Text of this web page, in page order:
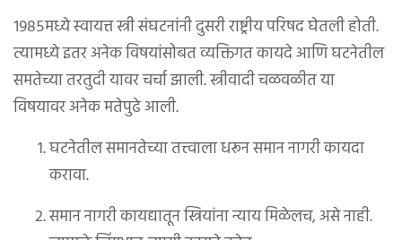
१९८५मध्ये स्वायत्त स्त्री संघटनांनी दुसरी राष्ट्रीय परिषद घेतली होती.
त्यामध्ये इतर अनेक विषयांसोबत व्यक्तिगत कायदे आणि घटनेतील
समतेच्या तरतुदी यावर चर्चा झाली. स्त्रीवादी चळवळीत या
विषयावर अनेक मतेपुढे आली.
घटनेतील समानतेच्या तत्त्वाला धरून समान नागरी कायदा
करावा.
समान नागरी कायद्यातून स्त्रियांना न्याय मिळेलच, असे नाही.